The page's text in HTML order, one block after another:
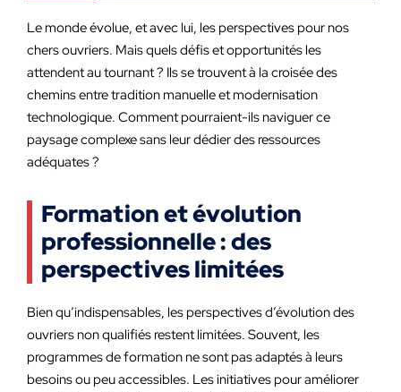
Le monde évolue, et avec lui, les perspectives pour nos
chers ouvriers. Mais quels défis et opportunités les
attendent au tournant ? Ils se trouvent à la croisée des
chemins entre tradition manuelle et modernisation
technologique. Comment pourraient-ils naviguer ce
paysage complexe sans leur dédier des ressources
adéquates ?
Formation et évolution
professionnelle : des
perspectives limitées
Bien qu’indispensables, les perspectives d’évolution des
ouvriers non qualifiés restent limitées. Souvent, les
programmes de formation ne sont pas adaptés à leurs
besoins ou peu accessibles. Les initiatives pour améliorer